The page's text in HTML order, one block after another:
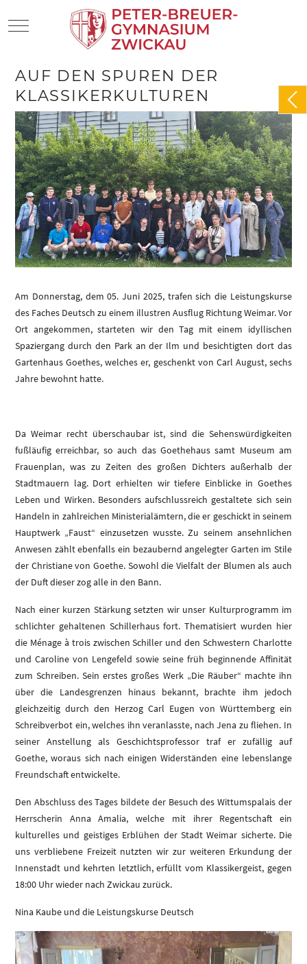
Mobile Menu Toggle
AUF DEN SPUREN DER
KLASSIKERKULTUREN
Am Donnerstag, dem 05. Juni 2025, trafen sich die Leistungskurse
des Faches Deutsch zu einem illustren Ausflug Richtung Weimar. Vor
Ort angekommen, starteten wir den Tag mit einem idyllischen
Spaziergang durch den Park an der Ilm und besichtigten dort das
Gartenhaus Goethes, welches er, geschenkt von Carl August, sechs
Jahre bewohnt hatte.
Da Weimar recht überschaubar ist, sind die Sehenswürdigkeiten
fußläufig erreichbar, so auch das Goethehaus samt Museum am
Frauenplan, was zu Zeiten des großen Dichters außerhalb der
Stadtmauern lag. Dort erhielten wir tiefere Einblicke in Goethes
Leben und Wirken. Besonders aufschlussreich gestaltete sich sein
Handeln in zahlreichen Ministerialämtern, die er geschickt in seinem
Hauptwerk „Faust“ einzusetzen wusste. Zu seinem ansehnlichen
Anwesen zählt ebenfalls ein bezaubernd angelegter Garten im Stile
der Christiane von Goethe. Sowohl die Vielfalt der Blumen als auch
der Duft dieser zog alle in den Bann.
Nach einer kurzen Stärkung setzten wir unser Kulturprogramm im
schlichter gehaltenen Schillerhaus fort. Thematisiert wurden hier
die Ménage à trois zwischen Schiller und den Schwestern Charlotte
und Caroline von Lengefeld sowie seine früh beginnende Affinität
zum Schreiben. Sein erstes großes Werk „Die Räuber“ machte ihn
über die Landesgrenzen hinaus bekannt, brachte ihm jedoch
gleichzeitig durch den Herzog Carl Eugen von Württemberg ein
Schreibverbot ein, welches ihn veranlasste, nach Jena zu fliehen. In
seiner Anstellung als Geschichtsprofessor traf er zufällig auf
Goethe, woraus sich nach einigen Widerständen eine lebenslange
Freundschaft entwickelte.
Den Abschluss des Tages bildete der Besuch des Wittumspalais der
Herrscherin Anna Amalia, welche mit ihrer Regentschaft ein
kulturelles und geistiges Erblühen der Stadt Weimar sicherte. Die
uns verbliebene Freizeit nutzten wir zur weiteren Erkundung der
Innenstadt und kehrten letztlich, erfüllt vom Klassikergeist, gegen
18:00 Uhr wieder nach Zwickau zurück.
Nina Kaube und die Leistungskurse Deutsch